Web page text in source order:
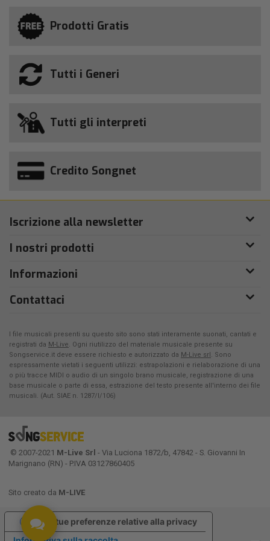
Prodotti Gratis
Tutti i Generi
Tutti gli interpreti
Credito Songnet
Iscrizione alla newsletter
I nostri prodotti
Informazioni
Contattaci
I file musicali presenti su questo sito sono stati interamente suonati, cantati e
registrati da M-Live. Ogni riutilizzo del materiale musicale presente su
Songservice.it deve essere richiesto e autorizzato da M-Live srl. Sono
espressamente vietati i seguenti utilizzi: estrapolazioni e rielaborazione di una
o più tracce MIDI o audio di un singolo brano musicale, registrazione di una
base musicale o parte di essa, estrazione del testo presente all'interno dei file
musicali. (Aut. SIAE n. 1287/I/106)
© 2007-2021 M-Live Srl - Via Luciona 1872/b, 47842 - S. Giovanni In
Marignano (RN) - P.IVA 03127860405
Sito creato da M-LIVE
Le tue preferenze relative alla privacy